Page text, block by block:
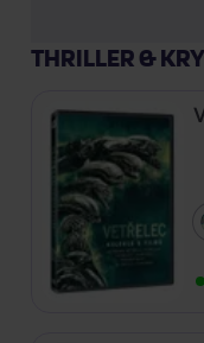
THRILLER &